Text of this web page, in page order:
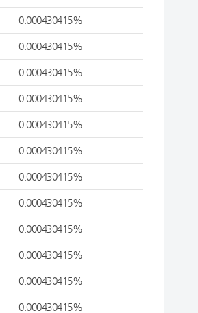
0.000430415%
0.000430415%
0.000430415%
0.000430415%
0.000430415%
0.000430415%
0.000430415%
0.000430415%
0.000430415%
0.000430415%
0.000430415%
0.000430415%